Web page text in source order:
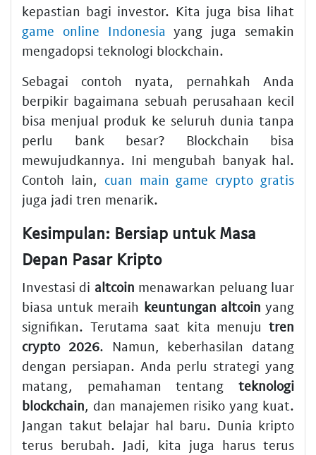
kepastian bagi investor. Kita juga bisa lihat
game online Indonesia yang juga semakin
mengadopsi teknologi blockchain.
Sebagai contoh nyata, pernahkah Anda
berpikir bagaimana sebuah perusahaan kecil
bisa menjual produk ke seluruh dunia tanpa
perlu bank besar? Blockchain bisa
mewujudkannya. Ini mengubah banyak hal.
Contoh lain, cuan main game crypto gratis
juga jadi tren menarik.
Kesimpulan: Bersiap untuk Masa
Depan Pasar Kripto
Investasi di altcoin menawarkan peluang luar
biasa untuk meraih keuntungan altcoin yang
signifikan. Terutama saat kita menuju tren
crypto 2026. Namun, keberhasilan datang
dengan persiapan. Anda perlu strategi yang
matang, pemahaman tentang teknologi
blockchain, dan manajemen risiko yang kuat.
Jangan takut belajar hal baru. Dunia kripto
terus berubah. Jadi, kita juga harus terus